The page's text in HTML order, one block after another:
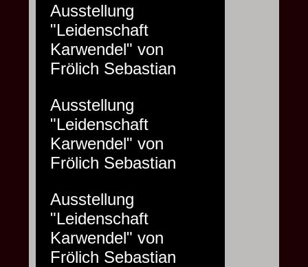
Ausstellung
"Leidenschaft
Karwendel" von
Frölich Sebastian
Ausstellung
"Leidenschaft
Karwendel" von
Frölich Sebastian
Ausstellung
"Leidenschaft
Karwendel" von
Frölich Sebastian